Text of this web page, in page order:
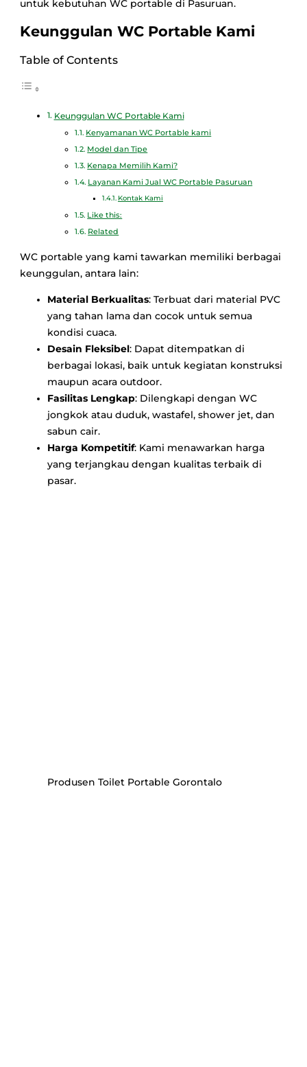
untuk kebutuhan WC portable di Pasuruan.
Keunggulan WC Portable Kami
Table of Contents
Keunggulan WC Portable Kami
Kenyamanan WC Portable kami
Model dan Tipe
Kenapa Memilih Kami?
Layanan Kami Jual WC Portable Pasuruan
Kontak Kami
Like this:
Related
WC portable yang kami tawarkan memiliki berbagai
keunggulan, antara lain:
Material Berkualitas: Terbuat dari material PVC
yang tahan lama dan cocok untuk semua
kondisi cuaca.
Desain Fleksibel: Dapat ditempatkan di
berbagai lokasi, baik untuk kegiatan konstruksi
maupun acara outdoor.
Fasilitas Lengkap: Dilengkapi dengan WC
jongkok atau duduk, wastafel, shower jet, dan
sabun cair.
Harga Kompetitif: Kami menawarkan harga
yang terjangkau dengan kualitas terbaik di
pasar.
Produsen Toilet Portable Gorontalo